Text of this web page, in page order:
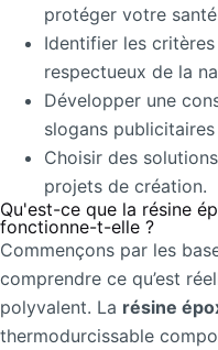
protéger votre santé
Identifier les critères
respectueux de la
Développer une
slogans
Choisir des
projets de création.
Qu'est-ce que la résine
fonctionne-t-elle ?
Commençons par les
comprendre ce qu’est
polyvalent. La résine
thermodurcissable